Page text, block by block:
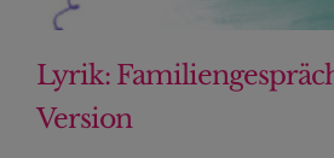
Lyrik:
Version